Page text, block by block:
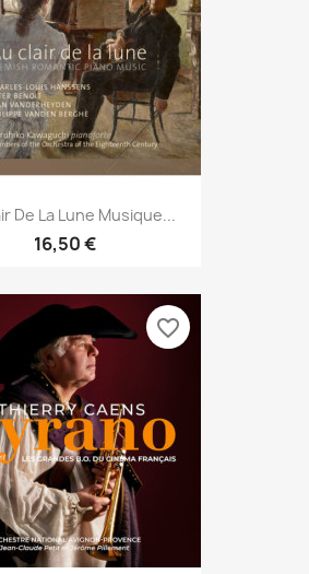
De La Lune Musique...
16,50 €
favorite_border